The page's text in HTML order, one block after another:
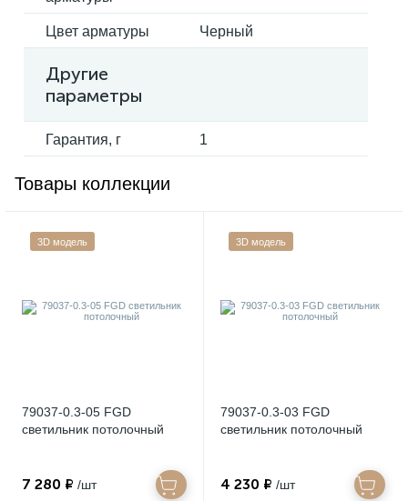
Цвет арматуры Черный
Другие
параметры
Гарантия, г 1
Товары коллекции
3D модель
79037-0.3-05 FGD
светильник потолочный
7 280 ₽ /шт
3D модель
79037-0.3-03 FGD
светильник потолочный
4 230 ₽ /шт